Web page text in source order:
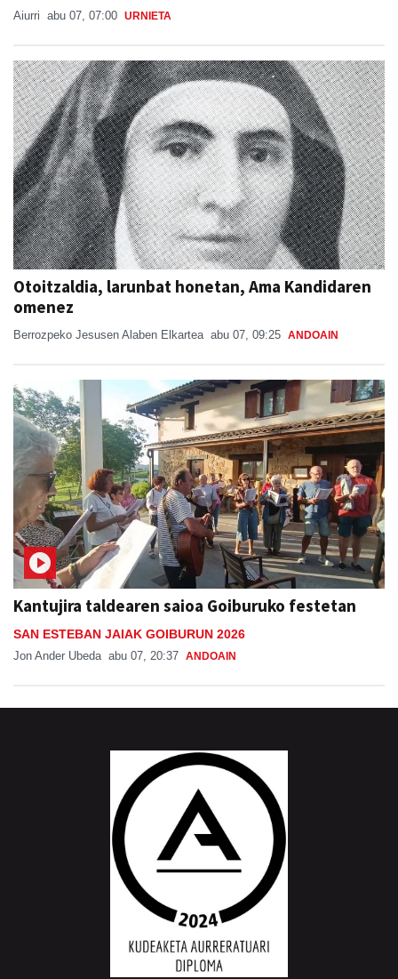
Aiurri abu 07, 07:00 URNIETA
Otoitzaldia, larunbat honetan, Ama Kandidaren
omenez
Berrozpeko Jesusen Alaben Elkartea abu 07, 09:25 ANDOAIN
Kantujira taldearen saioa Goiburuko festetan
SAN ESTEBAN JAIAK GOIBURUN 2026
Jon Ander Ubeda abu 07, 20:37 ANDOAIN